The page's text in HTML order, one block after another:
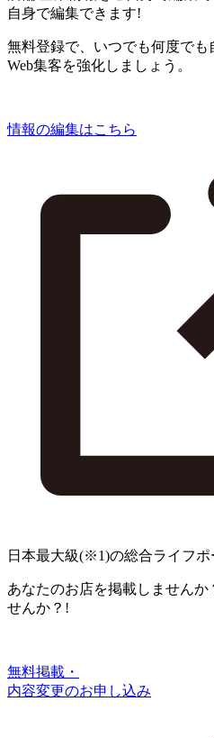
自身で編集できます!
無料登録で、いつでも何度でも
Web集客を強化しましょう。
情報の編集はこちら
日本最大級(※1)の総合ライフポ
あなたのお店を掲載しませんか
せんか？!
無料掲載・
内容変更のお申し込み